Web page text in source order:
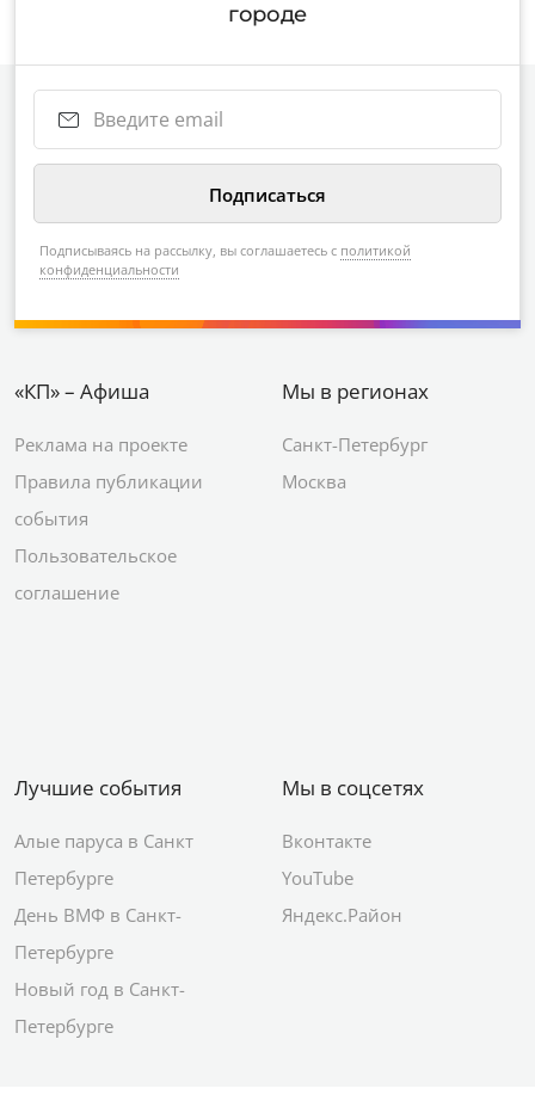
городе
Подписываясь на рассылку, вы соглашаетесь с политикой
конфиденциальности
«КП» – Афиша
Реклама на проекте
Правила публикации
события
Пользовательское
соглашение
Мы в регионах
Санкт-Петербург
Москва
Лучшие события
Алые паруса в Санкт
Петербурге
День ВМФ в Санкт-
Петербурге
Новый год в Санкт-
Петербурге
Мы в соцсетях
Вконтакте
YouTube
Яндекс.Район